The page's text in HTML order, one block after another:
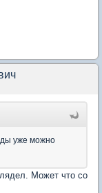
уже можно
Может что со